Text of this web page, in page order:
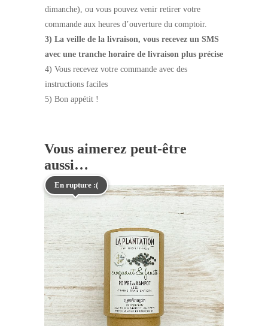
dimanche), ou vous pouvez venir retirer votre
commande aux heures d’ouverture du comptoir.
3) La veille de la livraison, vous recevez un SMS
avec une tranche horaire de livraison plus précise
4) Vous recevez votre commande avec des
instructions faciles
5) Bon appétit !
Vous aimerez peut-être
aussi…
En rupture :(